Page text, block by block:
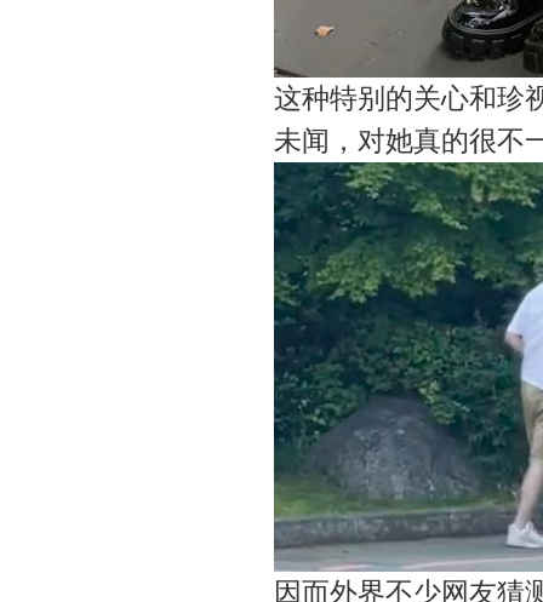
这种特别的关心和珍
未闻，对她真的很不
因而外界不少网友猜